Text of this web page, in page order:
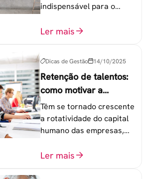
indispensável para o
equipe de trabalho. 6
Ler mais
Dicas de Gestão 14/10/2025
Retenção de talentos:
como motivar a
geração Y nas
empresas?
Têm se tornado crescente
a rotatividade do capital
humano das empresas,
colaboradores na faixa de
Ler mais